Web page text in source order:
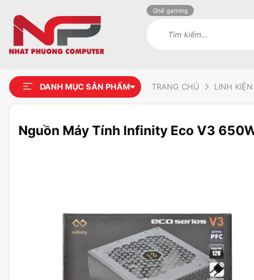
Ghế gaming
DANH MỤC SẢN PHẨM TRANG CHỦ LINH
Nguồn Máy Tính Infinity Eco V3
Add to